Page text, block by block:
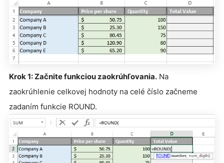
Krok 1: Začnite funkciou zaokrúhľovania. Na
zaokrúhlenie celkovej hodnoty na celé číslo začneme
zadaním funkcie ROUND.